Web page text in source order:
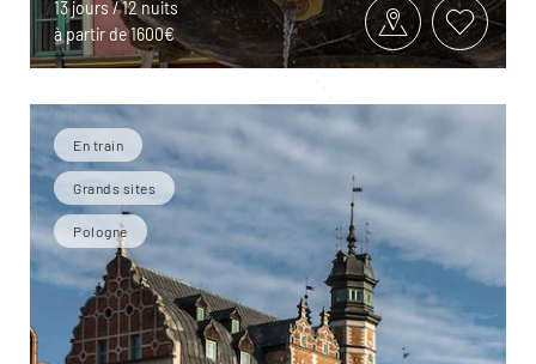
13 jours / 12 nuits
à partir de 1600€
En train
Grands sites
Pologne